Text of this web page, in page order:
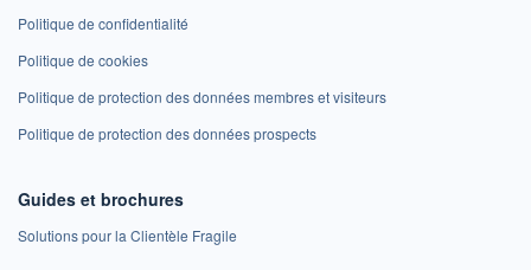
Politique de confidentialité
Politique de cookies
Politique de protection des données membres et visiteurs
Politique de protection des données prospects
Guides et brochures
Solutions pour la Clientèle Fragile